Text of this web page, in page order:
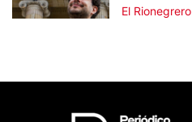
El Rionegrero